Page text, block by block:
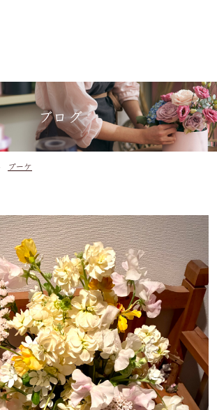
ブログ
ブーケ